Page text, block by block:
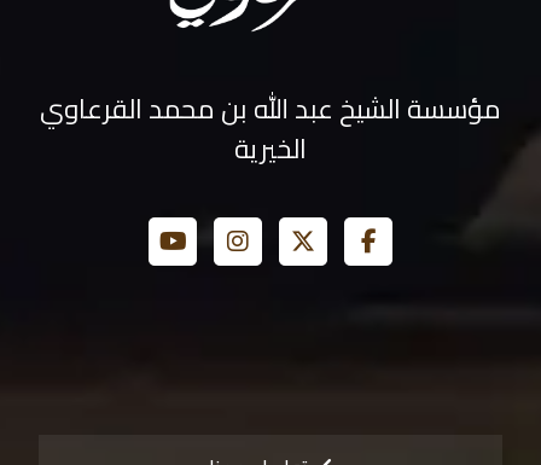
مؤسسة الشيخ عبد الله بن محمد القرعاوي
الخيرية